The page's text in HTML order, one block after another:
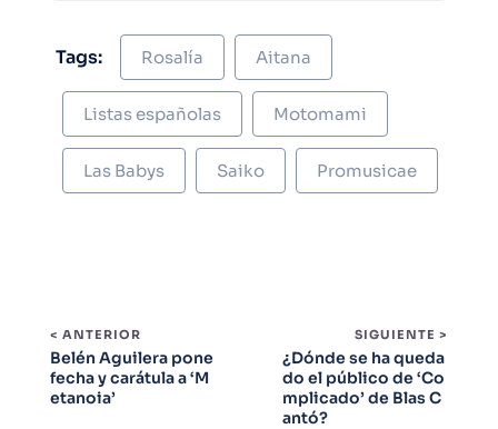
Tags: Rosalía Aitana
Listas españolas Motomami
Las Babys Saiko Promusicae
< ANTERIOR
Belén Aguilera pone
fecha y carátula a ‘M
etanoia’
SIGUIENTE >
¿Dónde se ha queda
do el público de ‘Co
mplicado’ de Blas C
antó?